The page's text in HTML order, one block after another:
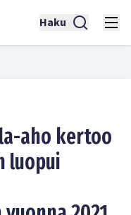
Haku
aho kertoo
luopui